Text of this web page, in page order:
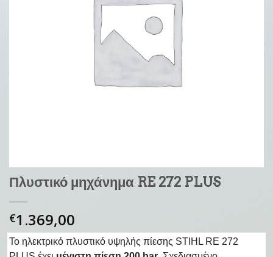
Πλυστικό μηχάνημα RE 272 PLUS
€1.369,00
Το ηλεκτρικό πλυστικό υψηλής πίεσης STIHL RE 272